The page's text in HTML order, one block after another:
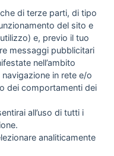
Vedi tutti
di terze parti, di tipo
del sito e
e, previo il tuo
messaggi pubblicitari
nell’ambito
navigazione in rete e/o
dei comportamenti dei
all’uso di tutti i
analiticamente